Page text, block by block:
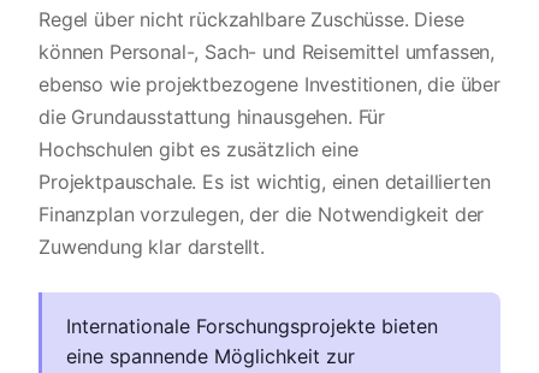
Regel über nicht rückzahlbare Zuschüsse. Diese
können Personal-, Sach- und Reisemittel umfassen,
ebenso wie projektbezogene Investitionen, die über
die Grundausstattung hinausgehen. Für
Hochschulen gibt es zusätzlich eine
Projektpauschale. Es ist wichtig, einen detaillierten
Finanzplan vorzulegen, der die Notwendigkeit der
Zuwendung klar darstellt.
Internationale Forschungsprojekte bieten
eine spannende Möglichkeit zur